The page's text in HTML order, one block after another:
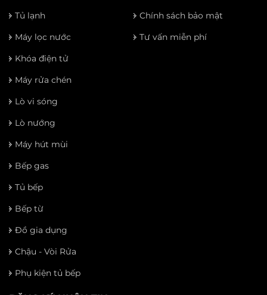
Tủ lạnh
Máy lọc nước
Khóa điện tử
Máy rửa chén
Lò vi sóng
Lò nướng
Máy hút mùi
Bếp gas
Tủ bếp
Bếp từ
Đồ gia dụng
Chậu - Vòi Rửa
Phụ kiện tủ bếp
Chính sách bảo mật
Tư vấn miễn phí